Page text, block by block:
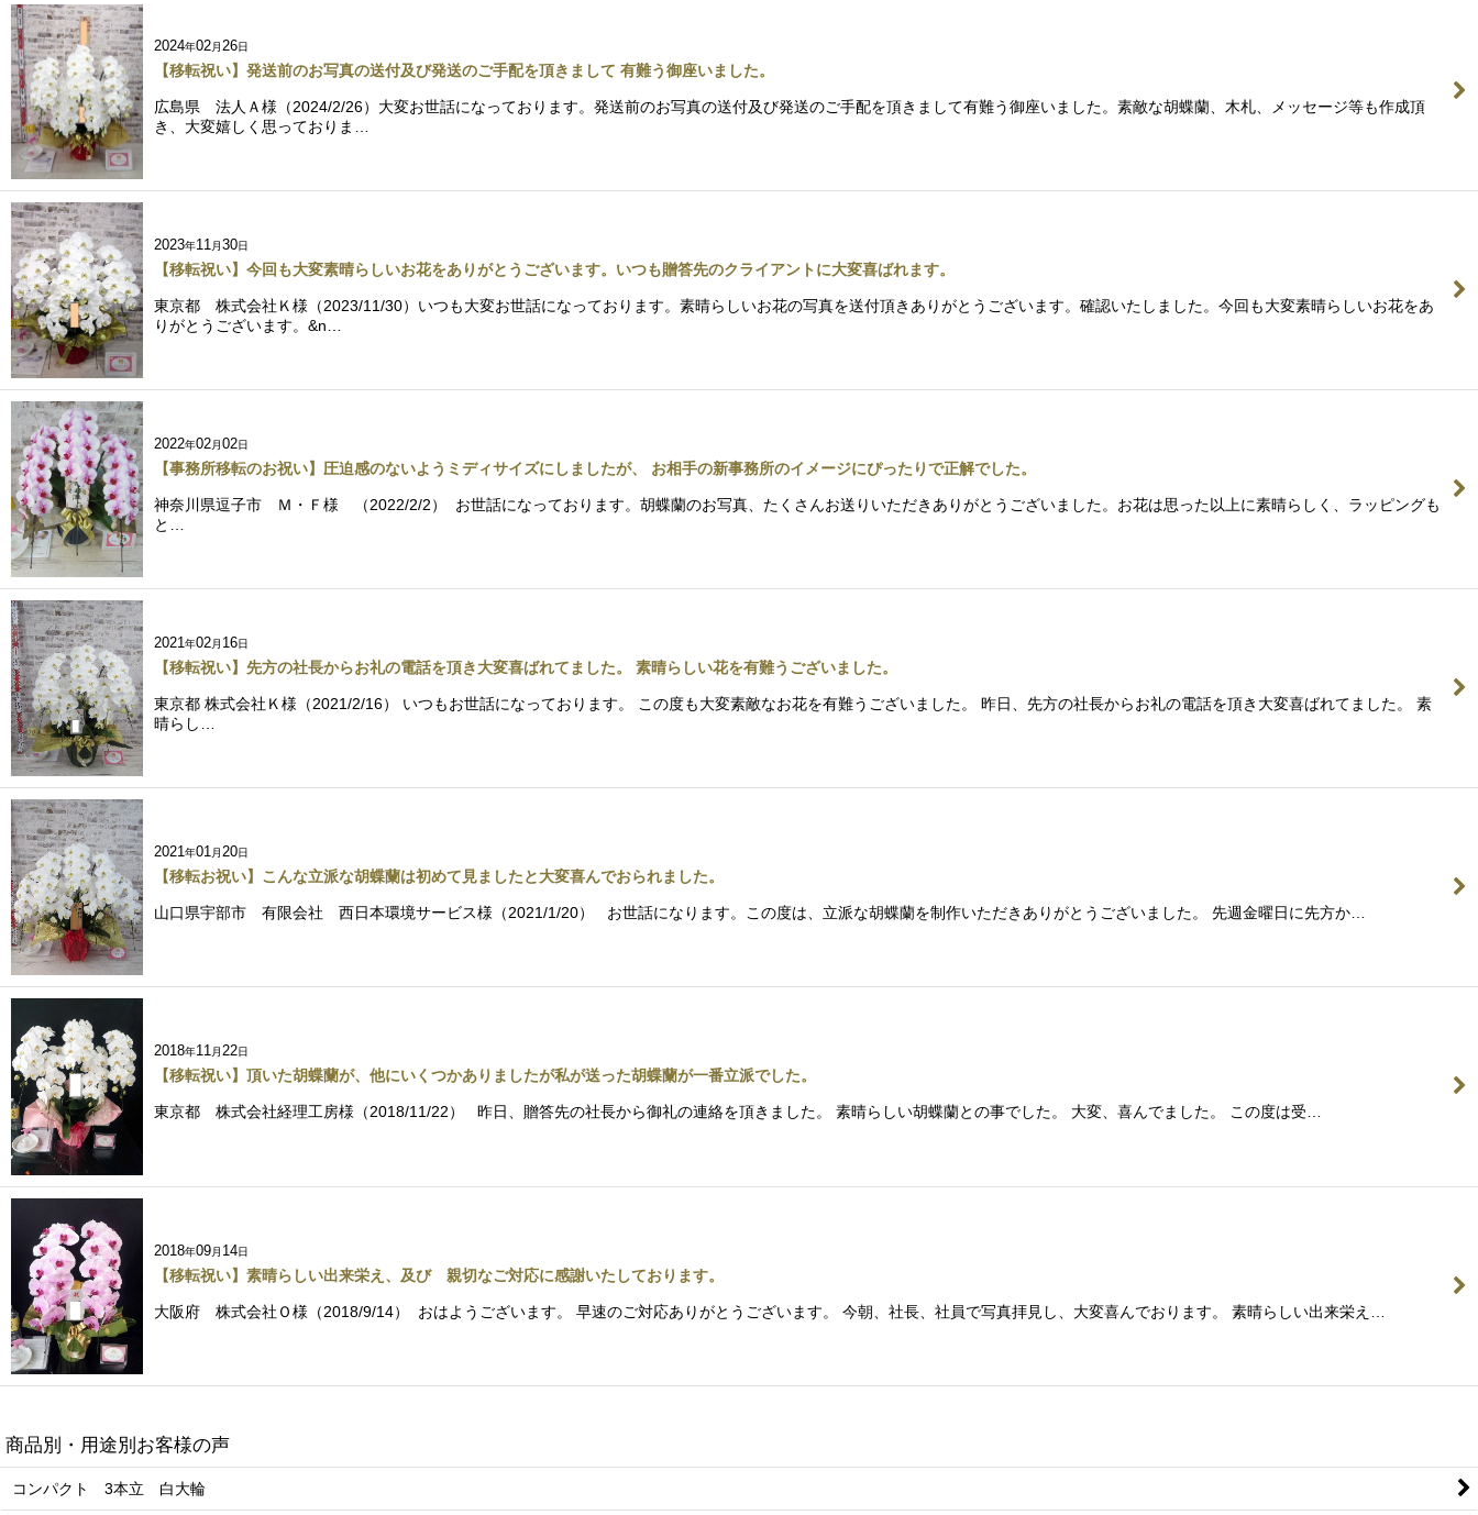
2024年02月26日
【移転祝い】発送前のお写真の送付及び発送のご手配を頂きまして 有難う御座いました。
広島県 法人Ａ様（2024/2/26）大変お世話になっております。発送前のお写真の送付及び発送のご手配を頂きまして有難う御座いました。素敵な胡蝶蘭、木札、メッセージ等も作成頂
き、大変嬉しく思っておりま…
2023年11 月30日
【移転祝い】今回も大変素晴らしいお花をありがとうございます。いつも贈答先のクライアントに大変喜ばれます。
東京都 株式会社Ｋ様（2023/11/30）いつも大変お世話になっております。素晴らしいお花の写真を送付頂きありがとうございます。確認いたしました。今回も大変素晴らしいお花をあ
りがとうございます。&n…
2022年02月02日
【事務所移転のお祝い】圧迫感のないようミディサイズにしましたが、 お相手の新事務所のイメージにぴったりで正解でした。
神奈川県逗子市 Ｍ・Ｆ様 （2022/2/2） お世話になっております。胡蝶蘭のお写真、たくさんお送りいただきありがとうございました。お花は思った以上に素晴らしく、ラッピングも
と…
2021年02月 16日
【移転祝い】先方の社長からお礼の電話を頂き大変喜ばれてました。 素晴らしい花を有難うございました。
東京都 株式会社Ｋ様（2021/2/16） いつもお世話になっております。 この度も大変素敵なお花を有難うございました。 昨日、先方の社長からお礼の電話を頂き大変喜ばれてました。 素
晴らし…
2021年01月20日
【移転お祝い】こんな立派な胡蝶蘭は初めて見ましたと大変喜んでおられました。
山口県宇部市 有限会社 西日本環境サービス様（2021/1/20） お世話になります。この度は、立派な胡蝶蘭を制作いただきありがとうございました。 先週金曜日に先方か…
2018年11月 22日
【移転祝い】頂いた胡蝶蘭が、他にいくつかありましたが私が送った胡蝶蘭が一番立派でした。
東京都 株式会社経理工房様（2018/11/22） 昨日、贈答先の社長から御礼の連絡を頂きました。 素晴らしい胡蝶蘭との事でした。 大変、喜んでました。 この度は受…
2018年09月 14日
【移転祝い】素晴らしい出来栄え、及び 親切なご対応に感謝いたしております。
大阪府 株式会社Ｏ様（2018/9/14） おはようございます。 早速のご対応ありがとうございます。 今朝、社長、社員で写真拝見し、大変喜んでおります。 素晴らしい出来栄え…
商品別・用途別お客様の声
コンパクト 3本立 白大輪